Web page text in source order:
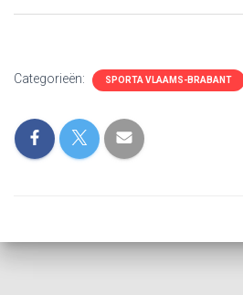
Categorieën: SPORTA VLAAMS-BRABANT